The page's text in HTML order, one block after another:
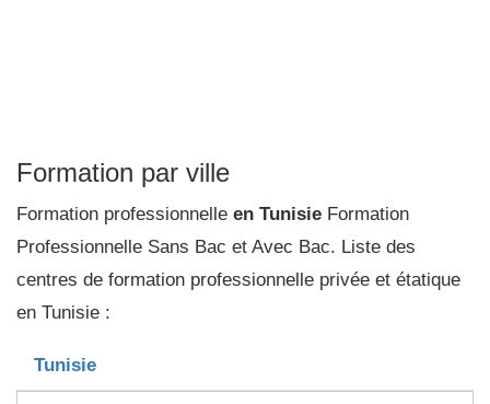
Formation par ville
Formation professionnelle en Tunisie Formation
Professionnelle Sans Bac et Avec Bac. Liste des
centres de formation professionnelle privée et étatique
en Tunisie :
Tunisie